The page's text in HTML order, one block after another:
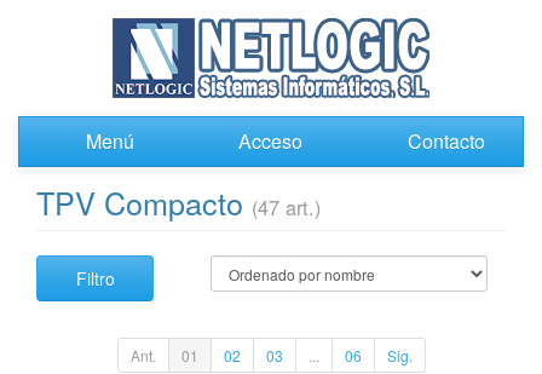
Menú Acceso Contacto
TPV Compacto (47 art.)
Filtro
Ant. 01 02 03 06 Sig.